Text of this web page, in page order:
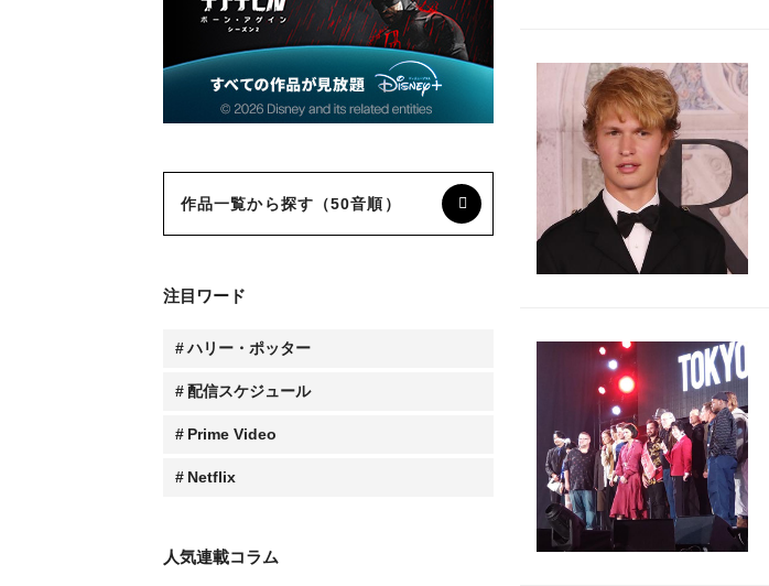
作品一覧から探す（50音順）
注目ワード
ハリー・ポッター
配信スケジュール
Prime Video
Netflix
人気連載コラム